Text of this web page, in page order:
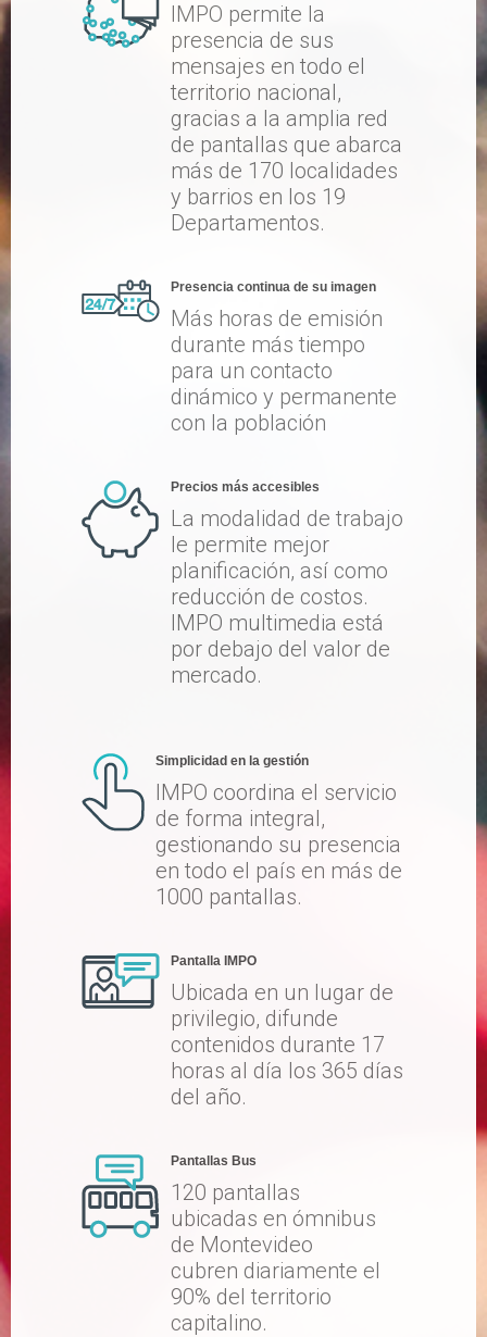
IMPO permite la
presencia de sus
mensajes en todo el
territorio nacional,
gracias a la amplia red
de pantallas que abarca
más de 170 localidades
y barrios en los 19
Departamentos.
Presencia continua de su imagen
Más horas de emisión
durante más tiempo
para un contacto
dinámico y permanente
con la población
Precios más accesibles
La modalidad de trabajo
le permite mejor
planificación, así como
reducción de costos.
IMPO multimedia está
por debajo del valor de
mercado.
Simplicidad en la gestión
IMPO coordina el servicio
de forma integral,
gestionando su presencia
en todo el país en más de
1000 pantallas.
Pantalla IMPO
Ubicada en un lugar de
privilegio, difunde
contenidos durante 17
horas al día los 365 días
del año.
Pantallas Bus
120 pantallas
ubicadas en ómnibus
de Montevideo
cubren diariamente el
90% del territorio
capitalino.